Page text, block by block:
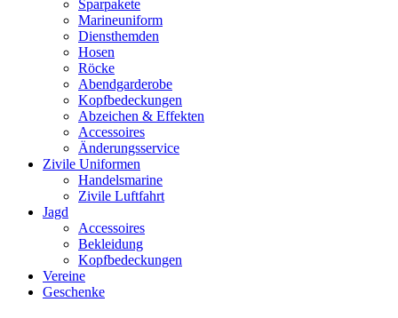
Sparpakete
Marineuniform
Diensthemden
Hosen
Röcke
Abendgarderobe
Kopfbedeckungen
Abzeichen & Effekten
Accessoires
Änderungsservice
Zivile Uniformen
Handelsmarine
Zivile Luftfahrt
Jagd
Accessoires
Bekleidung
Kopfbedeckungen
Vereine
Geschenke